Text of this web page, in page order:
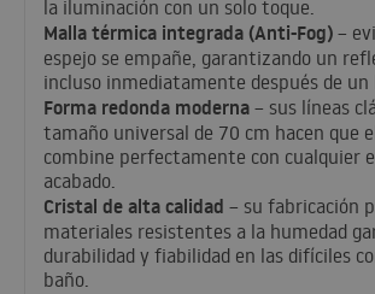
la iluminación con un solo toque.
Malla térmica integrada (Anti-Fog) –
espejo se empañe, garantizando un
incluso inmediatamente después de un
Forma redonda moderna – sus líneas
tamaño universal de 70 cm hacen que
combine perfectamente con cualquier
acabado.
Cristal de alta calidad – su fabricación
materiales resistentes a la humedad
durabilidad y fiabilidad en las difíciles
baño.